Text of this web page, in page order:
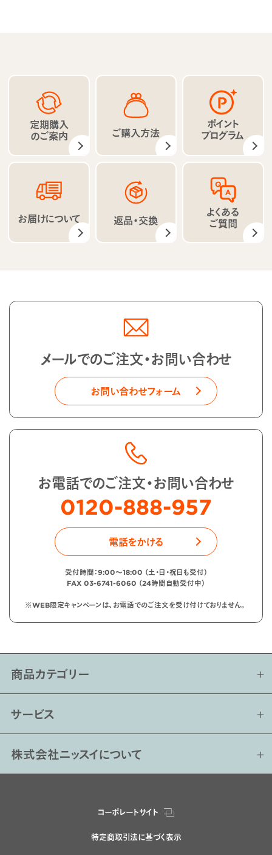
定期購入
のご案内 ご購入方法
ポイント
プログラム
お届けについて 返品・交換
よくある
ご質問
メールでのご注文・お問い合わせ
お問い合わせフォーム
お電話でのご注文・お問い合わせ
0120-888-957
電話をかける
受付時間：9:00〜18:00 （土・日・祝日も受付）
FAX 03-6741-6060 （24時間自動受付中）
※WEB限定キャンペーンは、お電話でのご注文を受け付けておりません。
商品カテゴリー
サービス
株式会社ニッスイについて
コーポレートサイト
特定商取引法に基づく表示